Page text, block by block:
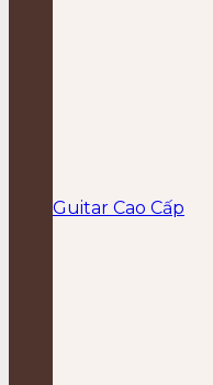
Guitar Cao Cấp